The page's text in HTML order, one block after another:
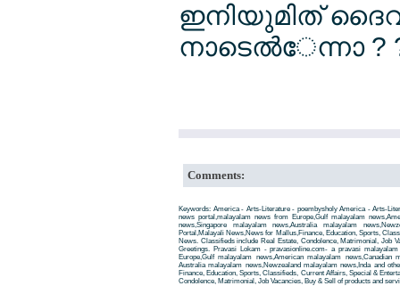
ഇനിയുമിത്
നാടെല്‍േന്നാ ?
Comments:
Keywords: America - Arts-Literature - poembysholy America - Arts-
news portal,malayalam news from Europe,Gulf malayalam
news,Singapore malayalam news,Australia malayalam
Portal,Malayali News,News for Mallus,Finance, Education, Sports,
News. Classifieds include Real Estate, Condolence, Matrimonial, Job
Greetings. Pravasi Lokam - pravasionline.com- a pravasi
Europe,Gulf malayalam news,American malayalam news,Canadian
Australia malayalam news,Newzealand malayalam news,Inda and
Finance, Education, Sports, Classifieds, Current Affairs, Special &
Condolence, Matrimonial, Job Vacancies, Buy & Sell of products and